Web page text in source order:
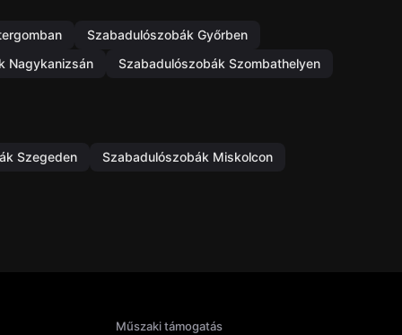
Szabadulószobák Győrben
Nagykanizsán Szabadulószobák Szombathelyen
Szegeden
Szabadulószobák Miskolcon
Műszaki támogatás